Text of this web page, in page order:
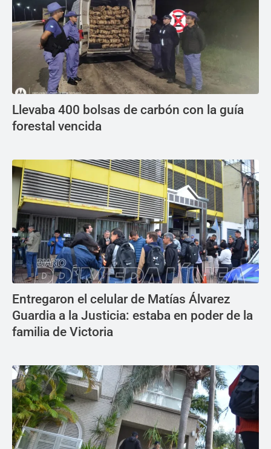
Llevaba 400 bolsas de carbón con la guía
forestal vencida
Entregaron el celular de Matías Álvarez
Guardia a la Justicia: estaba en poder de la
familia de Victoria